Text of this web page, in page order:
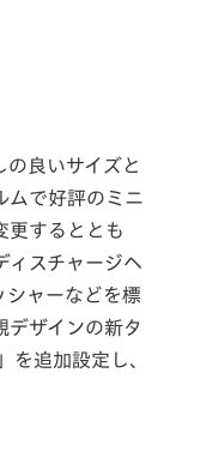
良いサイズと
ムで好評のミニ
更するととも
ィスチャージヘ
シャーなどを標
デザインの新タ
を追加設定し、